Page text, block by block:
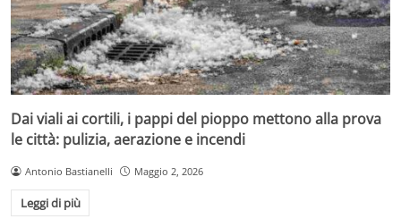
Dai viali ai cortili, i pappi del pioppo mettono alla prova
le città: pulizia, aerazione e incendi
Antonio Bastianelli Maggio 2, 2026
Leggi di più